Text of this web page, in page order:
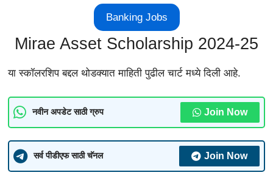
Banking Jobs
Mirae Asset Scholarship 2024-25
या स्कॉलरशिप बद्दल थोडक्यात माहिती पुढील चार्ट मध्ये दिली आहे.
नवीन अपडेट साठी ग्रुप Join Now
सर्व पीडीएफ साठी चॅनल Join Now